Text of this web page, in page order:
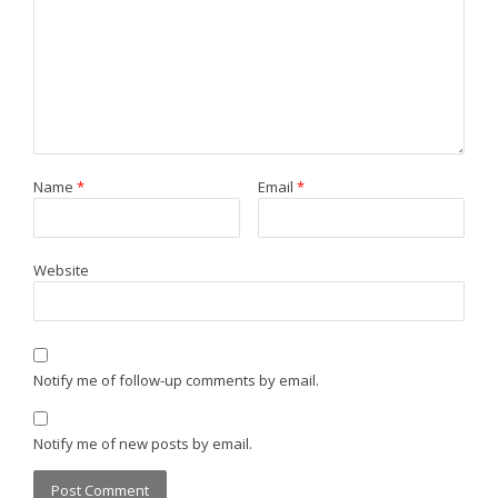
Name * Email *
Website
Notify me of follow-up comments by email.
Notify me of new posts by email.